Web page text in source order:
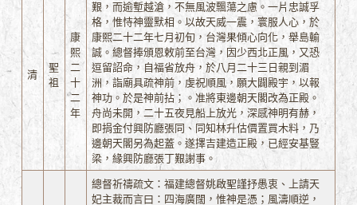
清
聖
祖
康
熙
二
十
二
年
艱，而逾塹越滄，不無風波飄蕩之慮。一片忠誠孚
格，惟恃神靈默相。以故天威一震，寰服人心，於
康熙二十二年七月初旬，台灣果傾心向化，舉島輸
誠。總督捧頒恩敕前至台灣，因少西北正風，又恐
逗留詔命，自福省放舟，於八月二十三日親到湄
洲，詣廟具疏神前，虔祝順風，願大闢殿宇，以報
神功。於是神前拈；。准將東邊朝天閣改為正殿。
舟尚未開，二十五夜見船上放光，深感神明有赫，
即捐金付興防廳張同、同知林升估價置買木料，乃
邊朝天閣另為起蓋。遂擇吉建造正殿，已經安基豎
梁，緣興防廳張丁艱謝事。
總督祈禱疏文：福建總督姚啟聖謹抒愚衷、上請天
妃主裁而言曰：四海廣闊，惟神是憑；風濤順逆，